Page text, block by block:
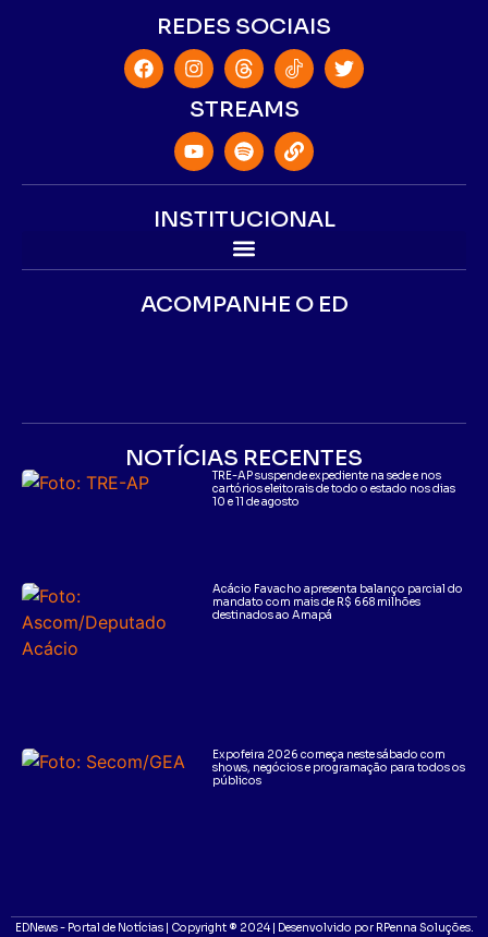
REDES SOCIAIS
STREAMS
INSTITUCIONAL
ACOMPANHE O ED
NOTÍCIAS RECENTES
TRE-AP suspende expediente na sede e nos
cartórios eleitorais de todo o estado nos dias
10 e 11 de agosto
Acácio Favacho apresenta balanço parcial do
mandato com mais de R$ 668 milhões
destinados ao Amapá
Expofeira 2026 começa neste sábado com
shows, negócios e programação para todos os
públicos
EDNews - Portal de Notícias | Copyright ® 2024 | Desenvolvido por RPenna Soluções.